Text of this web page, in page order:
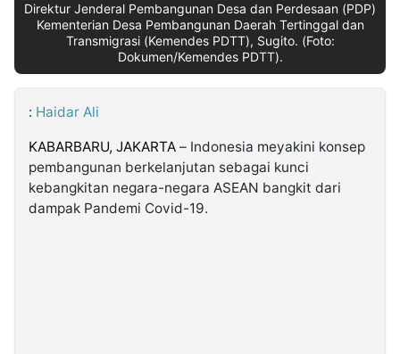
Kabarbaru.co
2026
Direktur Jenderal Pembangunan Desa dan Perdesaan (PDP)
Kementerian Desa Pembangunan Daerah Tertinggal dan
Transmigrasi (Kemendes PDTT), Sugito. (Foto:
Dokumen/Kemendes PDTT).
: Haidar Ali
KABARBARU, JAKARTA – Indonesia meyakini konsep
pembangunan berkelanjutan sebagai kunci
kebangkitan negara-negara ASEAN bangkit dari
dampak Pandemi Covid-19.